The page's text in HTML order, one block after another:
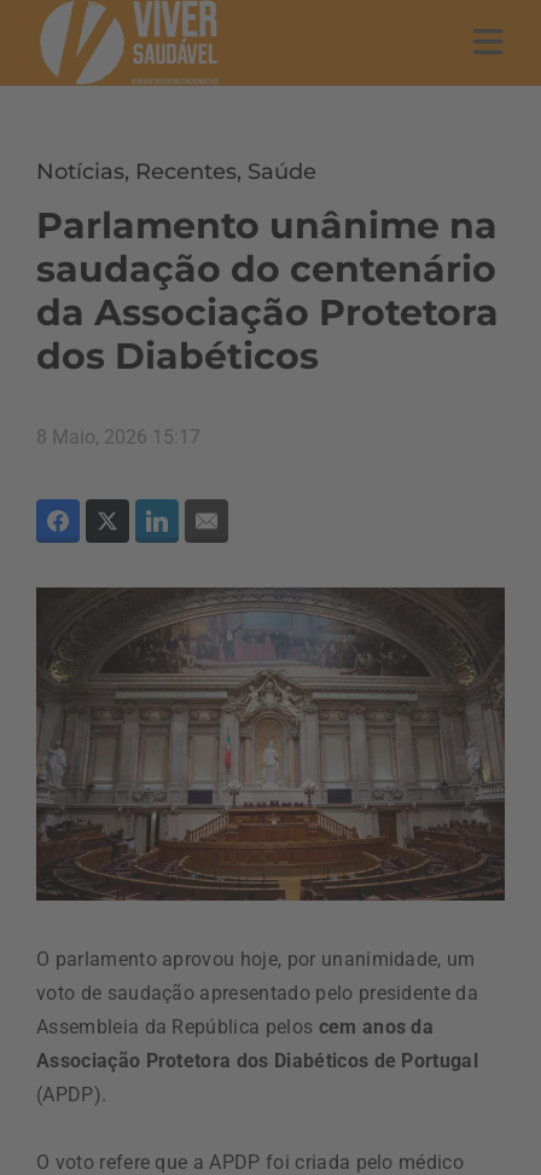
Notícias, Recentes, Saúde
Parlamento unânime na
saudação do centenário
da Associação Protetora
dos Diabéticos
8 Maio, 2026 15:17
O parlamento aprovou hoje, por unanimidade, um
voto de saudação apresentado pelo presidente da
Assembleia da República pelos cem anos da
Associação Protetora dos Diabéticos de Portugal
(APDP).
O voto refere que a APDP foi criada pelo médico